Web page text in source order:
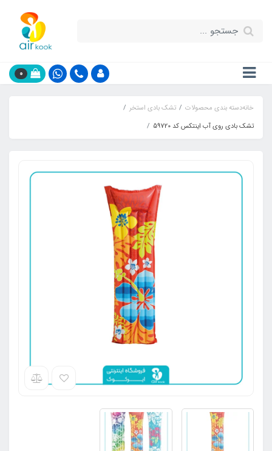
0
خانهدسته بندی محصولات
تشک بادی استخر
تشک بادی روی آب اینتکس کد 59720